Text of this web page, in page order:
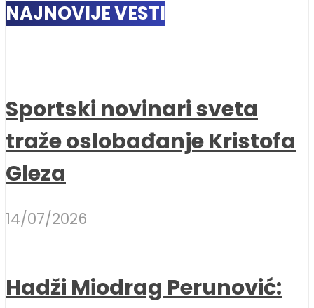
NAJNOVIJE VESTI
Sportski novinari sveta
traže oslobađanje Kristofa
Gleza
14/07/2026
Hadži Miodrag Perunović: